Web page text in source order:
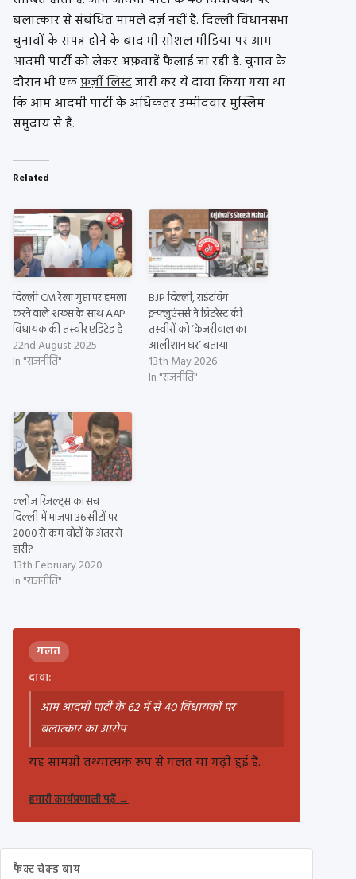
बलात्कार से संबंधित मामले दर्ज़ नहीं है. दिल्ली विधानसभा
चुनावों के संपन्न होने के बाद भी सोशल मीडिया पर आम
आदमी पार्टी को लेकर अफ़वाहें फैलाई जा रही है. चुनाव के
दौरान भी एकफ़र्ज़ी लिस्टजारी कर ये दावा किया गया था
कि आम आदमी पार्टी के अधिकतर उम्मीदवार मुस्लिम
समुदाय से हैं.
Related
दिल्ली CM रेखा गुप्ता पर हमला
करने वाले शख्स के साथ AAP
विधायक की तस्वीर एडिटेड है
22nd August 2025
In "राजनीति"
BJP दिल्ली, राईटविंग
इन्फ्लुएंसर्स ने प्रिंटरेस्ट की
तस्वीरों को ‘केजरीवाल का
आलीशान घर’ बताया
13th May 2026
In "राजनीति"
क्लोज़ रिज़ल्ट्स का सच –
दिल्ली में भाजपा 36 सीटों पर
2000 से कम वोटों के अंतर से
हारी?
13th February 2020
In "राजनीति"
ग़लत
दावा:
आम आदमी पार्टी के 62 में से 40 विधायकों पर
बलात्कार का आरोप
यह सामग्री तथ्यात्मक रूप से गलत या गढ़ी हुई है.
हमारी कार्यप्रणाली पढ़ें→
फैक्ट चेक्ड बाय